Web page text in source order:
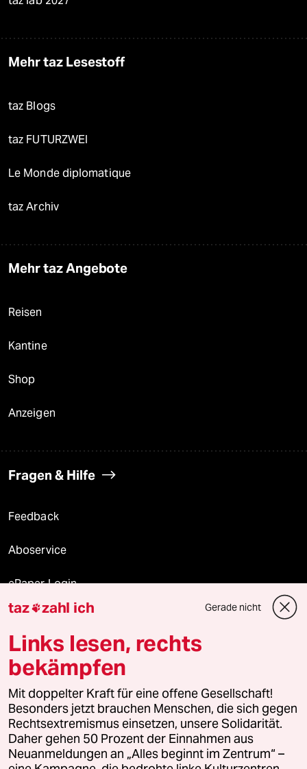
Mehr taz Lesestoff
taz Blogs
taz FUTURZWEI
Le Monde diplomatique
taz Archiv
Mehr taz Angebote
Reisen
Kantine
Shop
Anzeigen
Fragen & Hilfe
Feedback
Aboservice
ePaper Login
Downloads für Abonnierende
© 2026 taz Verlags und Vertriebs GmbH
Alle Rechte vorbehalten. Bei rechtlichen Fragen oder für Genehmigungen
wenden Sie sich bitte an
lizenzen@taz.de
Feedback Redaktionsstatut Kommune-Richtlinien
taz zahl ich Gerade nicht
Links lesen, rechts
bekämpfen
Mit doppelter Kraft für eine offene Gesellschaft!
Besonders jetzt brauchen Menschen, die sich gegen
Rechtsextremismus einsetzen, unsere Solidarität.
Daher gehen 50 Prozent der Einnahmen aus
Neuanmeldungen an „Alles beginnt im Zentrum“ –